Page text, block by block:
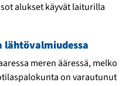
alukset käyvät laiturilla
lähtövalmiudessa
meren ääressä, melko
on varautunut